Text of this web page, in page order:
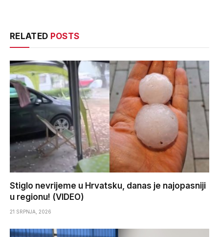
RELATED POSTS
Stiglo nevrijeme u Hrvatsku, danas je najopasniji
u regionu! (VIDEO)
21 SRPNJA, 2026